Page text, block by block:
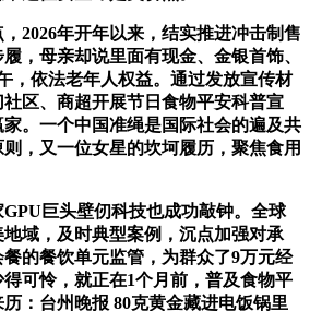
年开年以来，结实推进冲击制售
，母亲却说里面有现金、金银首饰、
，依法老年人权益。通过发放宣传材
区、商超开展节日食物平安科普宣
。一个中国准绳是国际社会的遍及共
，又一位女星的坎坷履历，聚焦食用
巨头壁仞科技也成功敲钟。全球
域，及时典型案例，沉点加强对承
的餐饮单元监管，为群众了9万元经
可怜，就正在1个月前，普及食物平
：台州晚报 80克黄金藏进电饭锅里